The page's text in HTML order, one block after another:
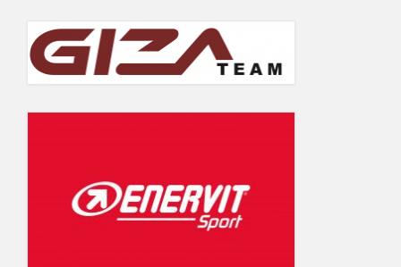
Wyniki Warsaw Track Cup 2014
Wyniki Warsaw Track Cup 2013
KONTAKT